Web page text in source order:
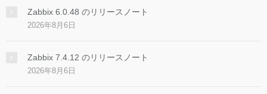
Zabbix 6.0.48 のリリースノート
2026年8月6日
Zabbix 7.4.12 のリリースノート
2026年8月6日